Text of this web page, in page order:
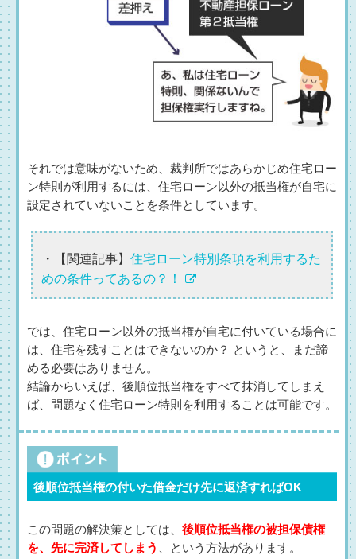
それでは意味がないため、裁判所ではあらかじめ住宅ロー
ン特則が利用するには、住宅ローン以外の抵当権が自宅に
設定されていないことを条件としています。
・【関連記事】 住宅ローン特別条項を利用するた
めの条件ってあるの？！
では、住宅ローン以外の抵当権が自宅に付いている場合に
は、住宅を残すことはできないのか？ というと、まだ諦
める必要はありません。
結論からいえば、後順位抵当権をすべて抹消してしまえ
ば、問題なく住宅ローン特則を利用することは可能です。
後順位抵当権の付いた借金だけ先に返済すればOK
この問題の解決策としては、 後順位抵当権の被担保債権
を、先に完済してしまう 、という方法があります。